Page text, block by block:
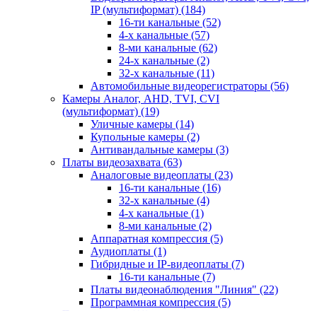
IP (мультиформат) (184)
16-ти канальные (52)
4-х канальные (57)
8-ми канальные (62)
24-х канальные (2)
32-х канальные (11)
Автомобильные видеорегистраторы (56)
Камеры Аналог, AHD, TVI, CVI
(мультиформат) (19)
Уличные камеры (14)
Купольные камеры (2)
Антивандальные камеры (3)
Платы видеозахвата (63)
Аналоговые видеоплаты (23)
16-ти канальные (16)
32-х канальные (4)
4-х канальные (1)
8-ми канальные (2)
Аппаратная компрессия (5)
Аудиоплаты (1)
Гибридные и IP-видеоплаты (7)
16-ти канальные (7)
Платы видеонаблюдения "Линия" (22)
Программная компрессия (5)